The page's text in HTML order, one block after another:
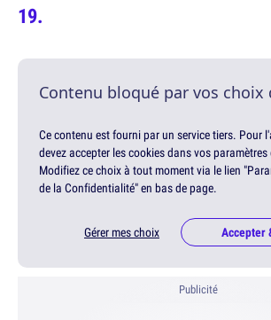
Contenu bloqué par vos choix
Ce contenu est fourni par un service tiers. Pour
devez accepter les cookies dans vos
Modifiez ce choix à tout moment via le lien
de la Confidentialité" en bas de page.
Gérer mes choix Accepter
Publicité